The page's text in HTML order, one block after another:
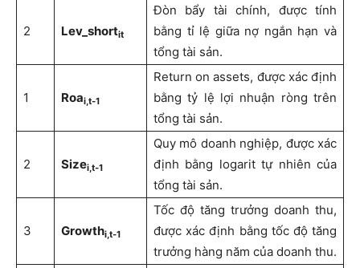
2 Lev_shortit
Đòn bẩy tài chính, được tính
bằng tỉ lệ giữa nợ ngắn hạn và
tổng tài sản.
1 Roai,t-1
Return on assets, được xác định
bằng tỷ lệ lợi nhuận ròng trên
tổng tài sản.
2 Sizei,t-1
Quy mô doanh nghiệp, được xác
định bằng logarit tự nhiên của
tổng tài sản.
3 Growthi,t-1
Tốc độ tăng trưởng doanh thu,
được xác định bằng tốc độ tăng
trưởng hàng năm của doanh thu.